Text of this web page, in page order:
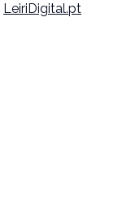
LeiriDigital.pt